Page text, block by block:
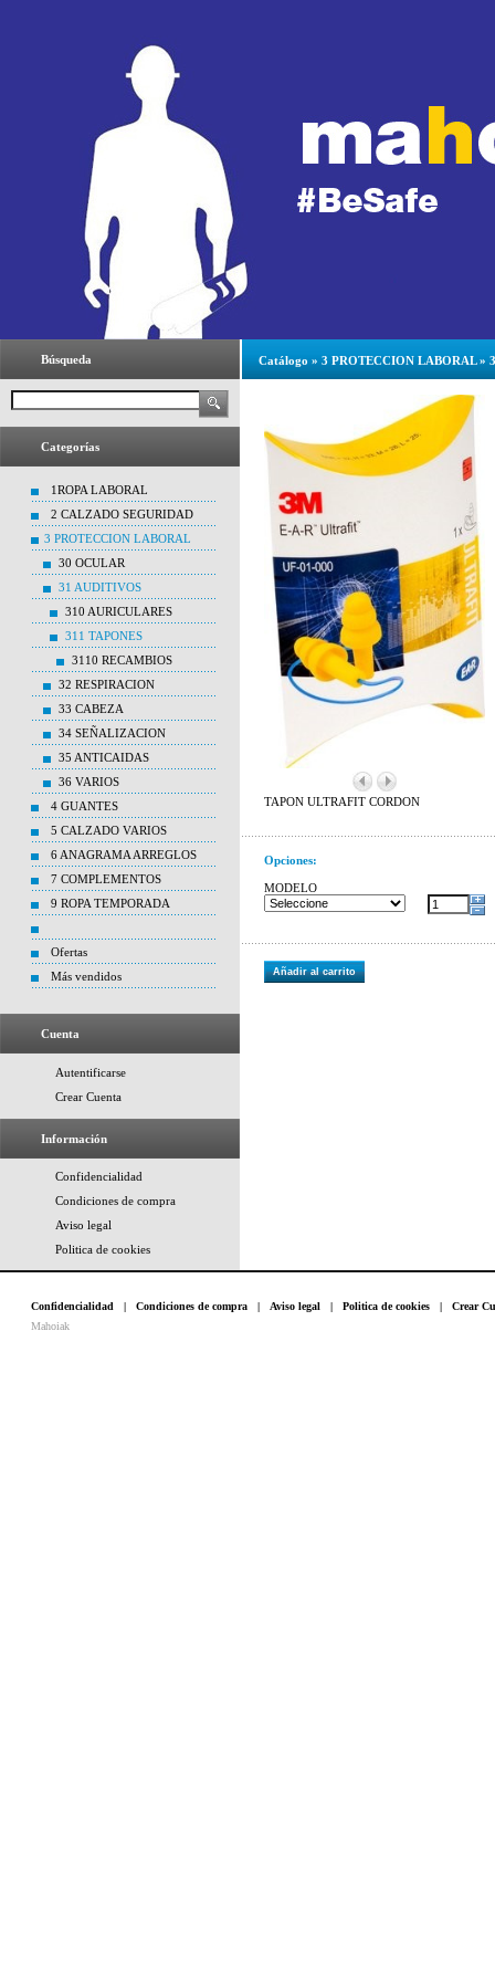
Búsqueda
Categorías
1ROPA LABORAL
2 CALZADO SEGURIDAD
3 PROTECCION LABORAL
30 OCULAR
31 AUDITIVOS
310 AURICULARES
311 TAPONES
3110 RECAMBIOS
32 RESPIRACION
33 CABEZA
34 SEÑALIZACION
35 ANTICAIDAS
36 VARIOS
4 GUANTES
5 CALZADO VARIOS
6 ANAGRAMA ARREGLOS
7 COMPLEMENTOS
9 ROPA TEMPORADA
Ofertas
Más vendidos
Cuenta
Autentificarse
Crear Cuenta
Información
Confidencialidad
Condiciones de compra
Aviso legal
Politica de cookies
Catálogo » 3 PROTECCION LABORAL»
TAPON ULTRAFIT CORDON
Opciones:
MODELO
Añadir al carrito
Confidencialidad | Condiciones de compra | Aviso legal | Politica de cookies | Crear
Mahoiak